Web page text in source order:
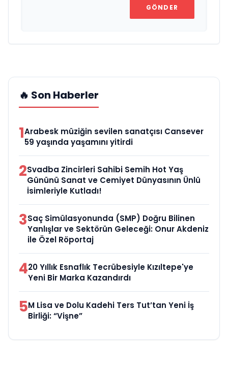
GÖNDER
🔥 Son Haberler
1Arabesk müziğin sevilen sanatçısı Cansever
59 yaşında yaşamını yitirdi
2Svadba Zincirleri Sahibi Semih Hot Yaş
Gününü Sanat ve Cemiyet Dünyasının Ünlü
İsimleriyle Kutladı!
3Saç Simülasyonunda (SMP) Doğru Bilinen
Yanlışlar ve Sektörün Geleceği: Onur Akdeniz
ile Özel Röportaj
420 Yıllık Esnaflık Tecrübesiyle Kızıltepe'ye
Yeni Bir Marka Kazandırdı
5M Lisa ve Dolu Kadehi Ters Tut’tan Yeni İş
Birliği: “Vişne”